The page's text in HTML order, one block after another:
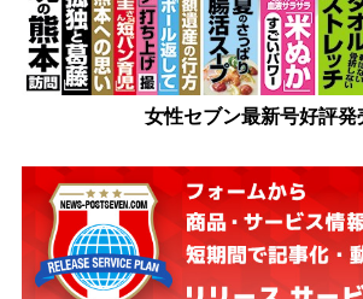
女性セブン最新号好評発